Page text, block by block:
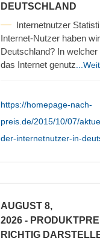
DEUTSCHLAND
Internetnutzer
Internet-Nutzer haben
Deutschland? In
das Internet genutz
https://homepage-nach-
preis.de/2015/10/07/
der-internetnutzer-in-
AUGUST 8,
2026 -
RICHTIG